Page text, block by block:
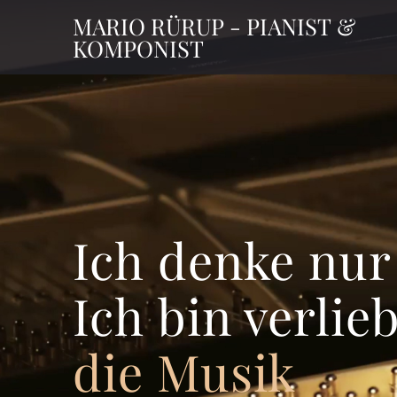
MARIO RÜRUP - PIANIST &
KOMPONIST
Ich denke
Ich bin
die Musik